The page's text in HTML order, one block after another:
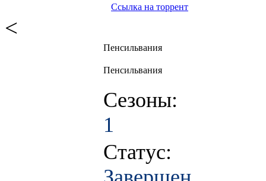
Ссылка на торрент
<
Пенсильвания
Пенсильвания
Сезоны:
1
Статус: